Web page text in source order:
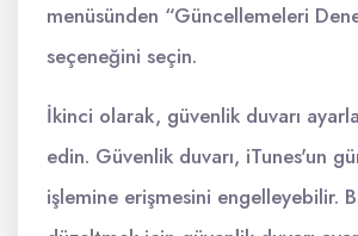
menüsünden “Güncellemeleri
seçeneğini seçin.
İkinci olarak, güvenlik duvarı
edin. Güvenlik duvarı, iTunes'un
işlemine erişmesini engelleyebilir.